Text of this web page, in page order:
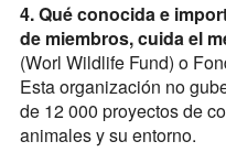
4. Qué conocida e
de miembros, cuida el
(Worl Wildlife Fund) o
Esta organización no
de 12 000 proyectos de
animales y su entorno.